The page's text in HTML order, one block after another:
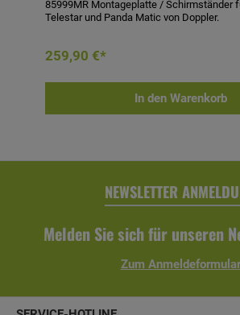
85999MR Montageplatte / Schirmständer
Telestar und Panda Matic von Doppler.
259,90 €*
In den Warenkorb
NEWSLETTER
Melden Sie sich für unseren
Zum Anmeldeformular